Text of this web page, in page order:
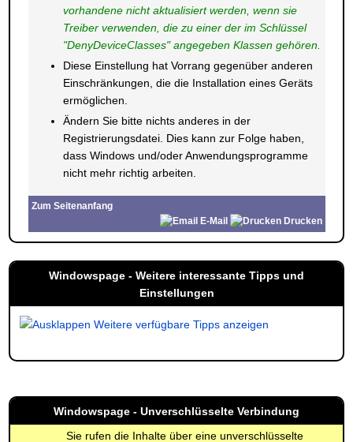
vorhandene nicht aktualisiert werden, wenn sie
Treiber verwenden, die zu einer der im Schlüssel
"DenyDeviceClasses" angegeben Klassen gehören.
Diese Einstellung hat Vorrang gegenüber anderen
Einschränkungen, die die Installation eines Geräts
ermöglichen.
Ändern Sie bitte nichts anderes in der
Registrierungsdatei. Dies kann zur Folge haben,
dass Windows und/oder Anwendungsprogramme
nicht mehr richtig arbeiten.
Zum Seitenanfang
E-Mail
Drucken
Windowspage - Weitere interessante Tipps und
Einstellungen
Weitere verfügbare Tipps anzeigen
Windowspage - Unverschlüsselte Verbindung
Sie rufen die Inhalte über eine unverschlüsselte